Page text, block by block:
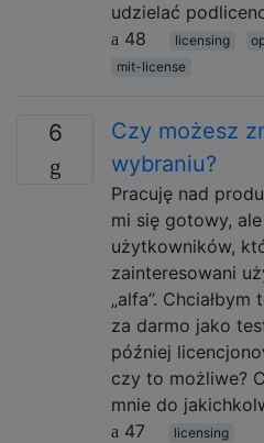
udzielać
48
licensing
mit-license
6
Czy możesz
wybraniu?
Pracuję nad
mi się gotowy,
użytkowników,
zainteresowani
„alfa”.
za darmo jako
później
czy to możliwe?
mnie do
47
licensing